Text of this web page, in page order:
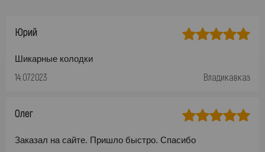
Юрий
Шикарные колодки
14.07.2023 Владикавказ
Олег
Заказал на сайте. Пришло быстро. Спасибо